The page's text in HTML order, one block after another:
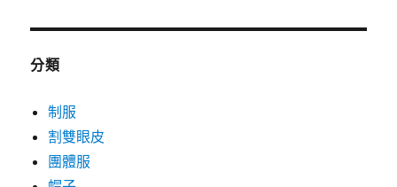
分類
制服
割雙眼皮
團體服